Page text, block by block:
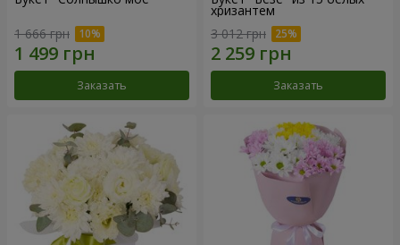
1 666 грн
Заказать
хризантем
3 012 грн
Заказать